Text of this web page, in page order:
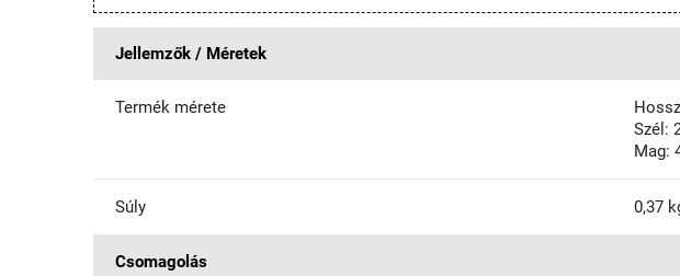
Jellemzők / Méretek
Termék mérete
Szél:
Mag:
Súly 0,37
Csomagolás